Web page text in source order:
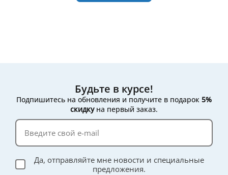
Будьте в курсе!
Подпишитесь на обновления и получите в подарок 5%
скидкуна первый заказ.
Да, отправляйте мне новости и специальные
предложения.